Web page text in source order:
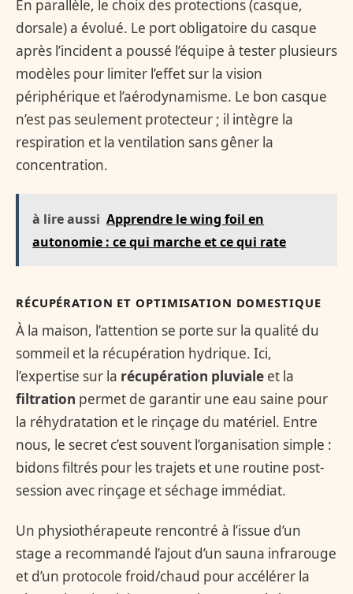
En parallèle, le choix des protections (casque,
dorsale) a évolué. Le port obligatoire du casque
après l’incident a poussé l’équipe à tester plusieurs
modèles pour limiter l’effet sur la vision
périphérique et l’aérodynamisme. Le bon casque
n’est pas seulement protecteur ; il intègre la
respiration et la ventilation sans gêner la
concentration.
à lire aussi Apprendre le wing foil en
autonomie : ce qui marche et ce qui rate
RÉCUPÉRATION ET OPTIMISATION DOMESTIQUE
À la maison, l’attention se porte sur la qualité du
sommeil et la récupération hydrique. Ici,
l’expertise sur la récupération pluviale et la
filtration permet de garantir une eau saine pour
la réhydratation et le rinçage du matériel. Entre
nous, le secret c’est souvent l’organisation simple :
bidons filtrés pour les trajets et une routine post-
session avec rinçage et séchage immédiat.
Un physiothérapeute rencontré à l’issue d’un
stage a recommandé l’ajout d’un sauna infrarouge
et d’un protocole froid/chaud pour accélérer la